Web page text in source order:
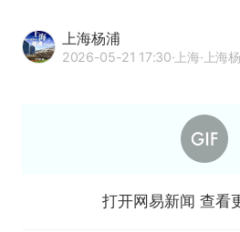
上海杨浦
2026-05-21 17:30·上海·上海杨
打开网易新闻 查看